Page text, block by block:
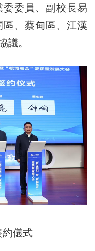
委員、副校長易
區、蔡甸區、江漢
議。
約儀式